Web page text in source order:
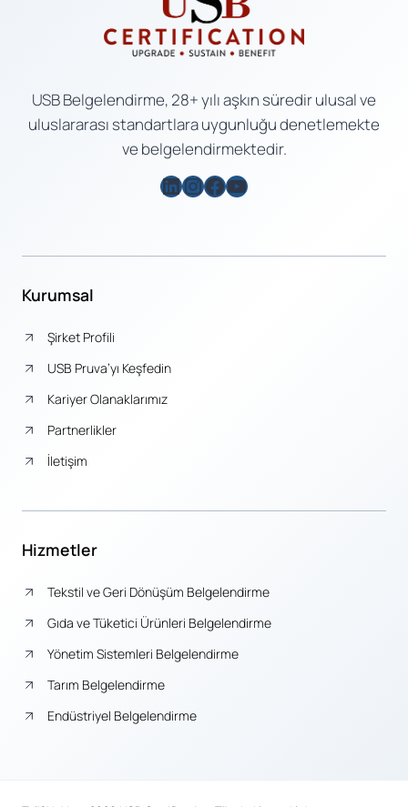
USB Belgelendirme, 28+ yılı aşkın süredir ulusal ve
uluslararası standartlara uygunluğu denetlemekte
ve belgelendirmektedir.
LinkedIn
Instagram
Facebook
YouTube
Kurumsal
Şirket Profili
USB Pruva’yı Keşfedin
Kariyer Olanaklarımız
Partnerlikler
İletişim
Hizmetler
Tekstil ve Geri Dönüşüm Belgelendirme
Gıda ve Tüketici Ürünleri Belgelendirme
Yönetim Sistemleri Belgelendirme
Tarım Belgelendirme
Endüstriyel Belgelendirme